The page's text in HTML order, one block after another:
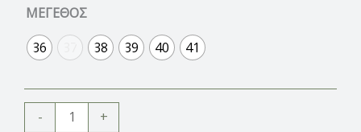
ΜΕΓΕΘΟΣ
36
38 39 40 41
- +